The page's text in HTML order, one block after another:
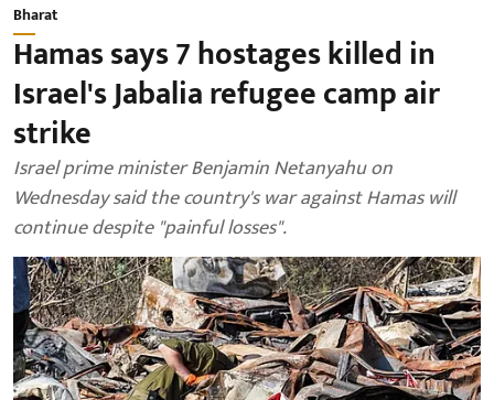
Bharat
Hamas says 7 hostages killed in
Israel's Jabalia refugee camp air
strike
Israel prime minister Benjamin Netanyahu on
Wednesday said the country's war against Hamas will
continue despite "painful losses".